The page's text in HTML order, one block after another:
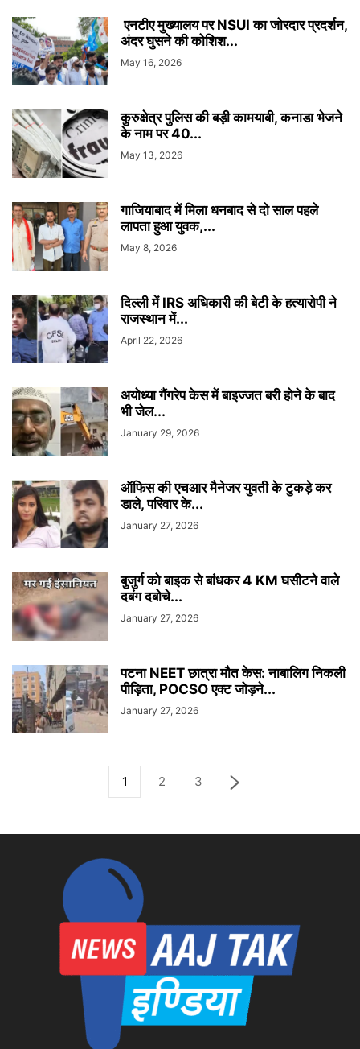
एनटीए मुख्यालय पर NSUI का जोरदार प्रदर्शन,
अंदर घुसने की कोशिश...
May 16, 2026
कुरुक्षेत्र पुलिस की बड़ी कामयाबी, कनाडा भेजने
के नाम पर 40...
May 13, 2026
गाजियाबाद में मिला धनबाद से दो साल पहले
लापता हुआ युवक,...
May 8, 2026
दिल्ली में IRS अधिकारी की बेटी के हत्यारोपी ने
राजस्थान में...
April 22, 2026
अयोध्या गैंगरेप केस में बाइज्जत बरी होने के बाद
भी जेल...
January 29, 2026
ऑफिस की एचआर मैनेजर युवती के टुकड़े कर
डाले, परिवार के...
January 27, 2026
बुजुर्ग को बाइक से बांधकर 4 KM घसीटने वाले
दबंग दबोचे...
January 27, 2026
पटना NEET छात्रा मौत केस: नाबालिग निकली
पीड़िता, POCSO एक्ट जोड़ने...
January 27, 2026
1 2 3